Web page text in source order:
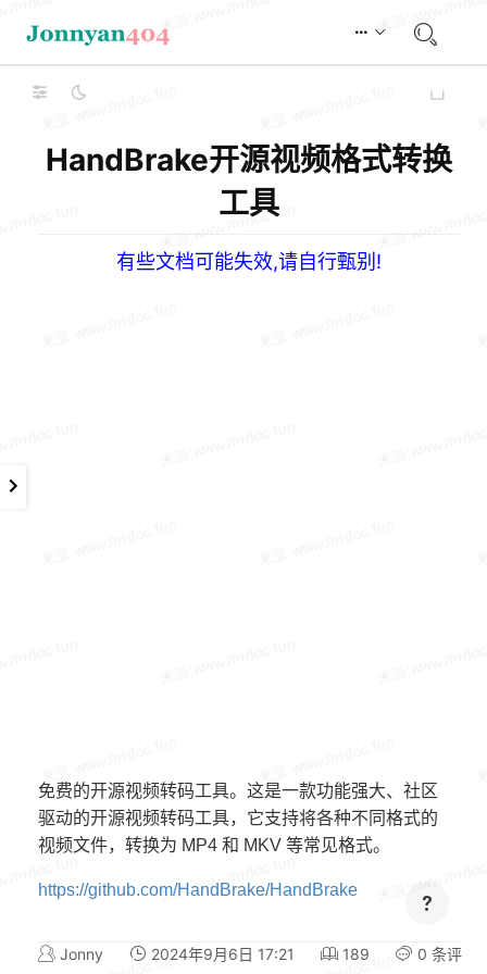
HandBrake开源视频格式转换
工具
有些文档可能失效,请自行甄别!
免费的开源视频转码工具。这是一款功能强大、社区
驱动的开源视频转码工具，它支持将各种不同格式的
视频文件，转换为 MP4 和 MKV 等常见格式。
https://github.com/HandBrake/HandBrake
Jonny 2024年9月6日 17:21 189 0 条评